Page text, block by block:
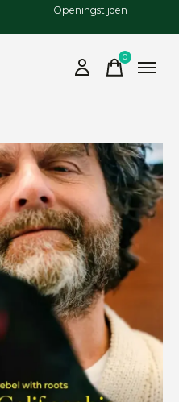
(NL) Openingstijden
0items